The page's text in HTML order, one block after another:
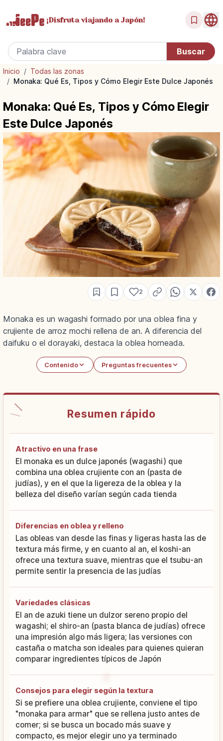
¡Disfrutaviajando a Japón!
Inicio / Todas las zonas
/ Monaka: Qué Es, Tipos y Cómo Elegir Este Dulce Japonés
Monaka: Qué Es, Tipos y Cómo Elegir
Este Dulce Japonés
2
Monaka es un wagashi formado por una oblea fina y
crujiente de arroz mochi rellena de an. A diferencia del
daifuku o el dorayaki, destaca la oblea horneada.
Contenido Preguntas frecuentes
Resumen rápido
Atractivo en una frase
El monaka es un dulce japonés (wagashi) que
combina una oblea crujiente con an (pasta de
judías), y en el que la ligereza de la oblea y la
belleza del diseño varían según cada tienda
Diferencias en oblea y relleno
Las obleas van desde las finas y ligeras hasta las de
textura más firme, y en cuanto al an, el koshi-an
ofrece una textura suave, mientras que el tsubu-an
permite sentir la presencia de las judías
Variedades clásicas
El an de azuki tiene un dulzor sereno propio del
wagashi; el shiro-an (pasta blanca de judías) ofrece
una impresión algo más ligera; las versiones con
castaña o matcha son ideales para quienes quieran
comparar ingredientes típicos de Japón
Consejos para elegir según la textura
Si se prefiere una oblea crujiente, conviene el tipo
"monaka para armar" que se rellena justo antes de
comer; si se busca un bocado más suave y
compacto, es mejor elegir uno ya terminado